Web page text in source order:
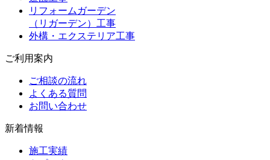
リフォームガーデン
（リガーデン）工事
外構・エクステリア工事
ご利用案内
ご相談の流れ
よくある質問
お問い合わせ
新着情報
施工実績